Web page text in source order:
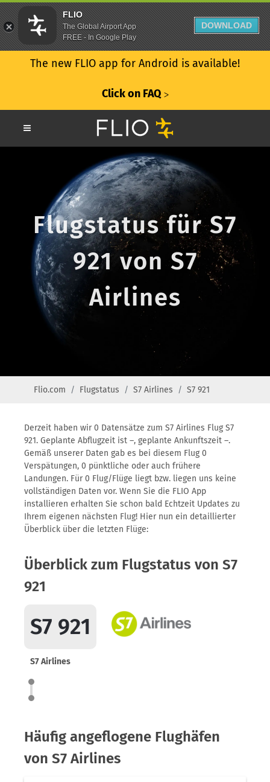
The new FLIO app for Android is available!
Click on FAQ ᐳ
Flugstatus für S7
921 von S7
Airlines
Flio.com Flugstatus S7 Airlines S7 921
Derzeit haben wir 0 Datensätze zum S7 Airlines Flug S7
921. Geplante Abflugzeit ist –, geplante Ankunftszeit –.
Gemäß unserer Daten gab es bei diesem Flug 0
Verspätungen, 0 pünktliche oder auch frühere
Landungen. Für 0 Flug/Flüge liegt bzw. liegen uns keine
vollständigen Daten vor. Wenn Sie die FLIO App
installieren erhalten Sie schon bald Echtzeit Updates zu
Ihrem eigenen nächsten Flug! Hier nun ein detaillierter
Überblick über die letzten Flüge:
Überblick zum Flugstatus von S7
921
S7 921
S7 Airlines
Häufig angeflogene Flughäfen
von S7 Airlines
FLIO
The Global Airport App
FREE - In Google Play
DOWNLOAD